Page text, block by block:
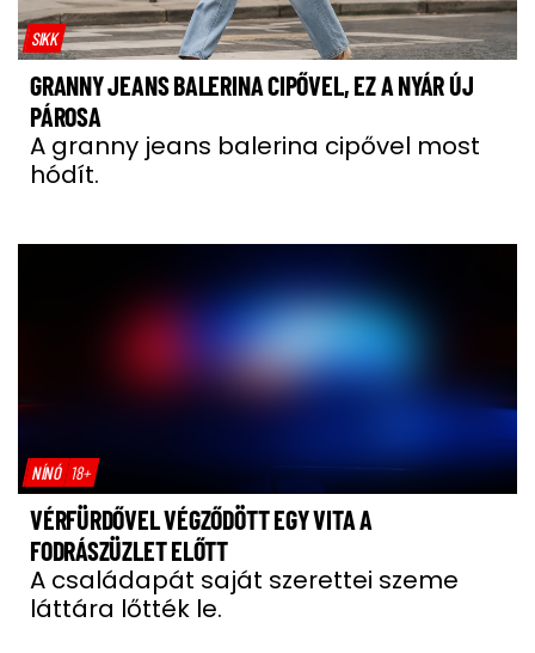
SIKK
GRANNY JEANS BALERINA CIPŐVEL, EZ A NYÁR ÚJ
PÁROSA
A granny jeans balerina cipővel most
hódít.
NÍNÓ 18+
VÉRFÜRDŐVEL VÉGZŐDÖTT EGY VITA A
FODRÁSZÜZLET ELŐTT
A családapát saját szerettei szeme
láttára lőtték le.